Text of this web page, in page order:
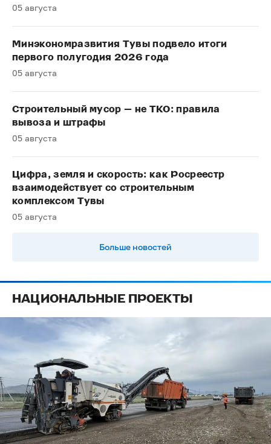
05 августа
Минэкономразвития Тувы подвело итоги
первого полугодия 2026 года
05 августа
Строительный мусор — не ТКО: правила
вывоза и штрафы
05 августа
Цифра, земля и скорость: как Росреестр
взаимодействует со строительным
комплексом Тувы
05 августа
Больше новостей
НАЦИОНАЛЬНЫЕ ПРОЕКТЫ